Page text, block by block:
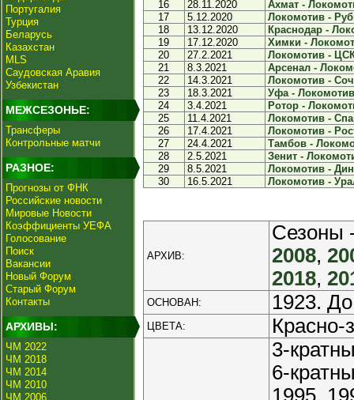
Португалия
Турция
Беларусь
Казахстан
MLS
Саудовская Аравия
Узбекистан
МЕЖСЕЗОНЬЕ:
Трансферы
Контрольные матчи
РАЗНОЕ:
Прогнозы от ФНК
Российские новости
Мировые Новости
Коэффициенты УЕФА
Голосование
Поиск
Вакансии
Новый Форум
Старый Форум
Контакты
АРХИВЫ:
ЧМ 2022
ЧМ 2018
ЧМ 2014
ЧМ 2010
ЧМ 2006
16
28.11.2020
Ахмат -
17
5.12.2020
Локомотив -
18
13.12.2020
Краснодар -
19
17.12.2020
Химки -
20
27.2.2021
Локомотив -
21
8.3.2021
Арсенал -
22
14.3.2021
Локомотив -
23
18.3.2021
Уфа -
24
3.4.2021
Ротор -
25
11.4.2021
Локомотив -
26
17.4.2021
Локомотив -
27
24.4.2021
Тамбов -
28
2.5.2021
Зенит -
29
8.5.2021
Локомотив -
30
16.5.2021 Локомотив -
АРХИВ:
Сезоны
2008,
2018,
ОСНОВАН: 1923.
ЦВЕТА: Красно-
3-
6-
1995,